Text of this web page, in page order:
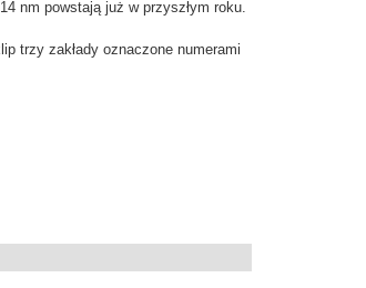
nm powstają już w przyszłym roku.
trzy zakłady oznaczone numerami